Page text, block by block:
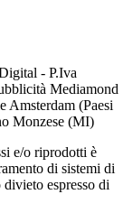
- P.Iva
Mediamond
Amsterdam (Paesi
Monzese (MI)
e/o riprodotti è
di sistemi di
espresso di